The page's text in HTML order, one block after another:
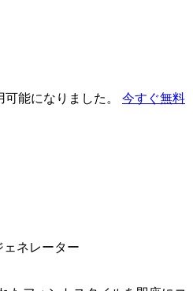
可能になりました。
今すぐ無料
ネレーター